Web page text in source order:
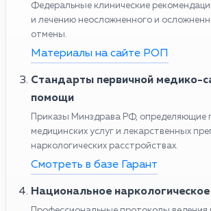
Федеральные клинические
и лечению неосложненного и
отмены.
Материалы на сайте РОП
Стандарты первичной медико-
помощи
Приказы Минздрава РФ, определяющие
медицинских услуг и лекарственных
наркологических расстройствах.
Смотреть в базе Гарант
Национальное